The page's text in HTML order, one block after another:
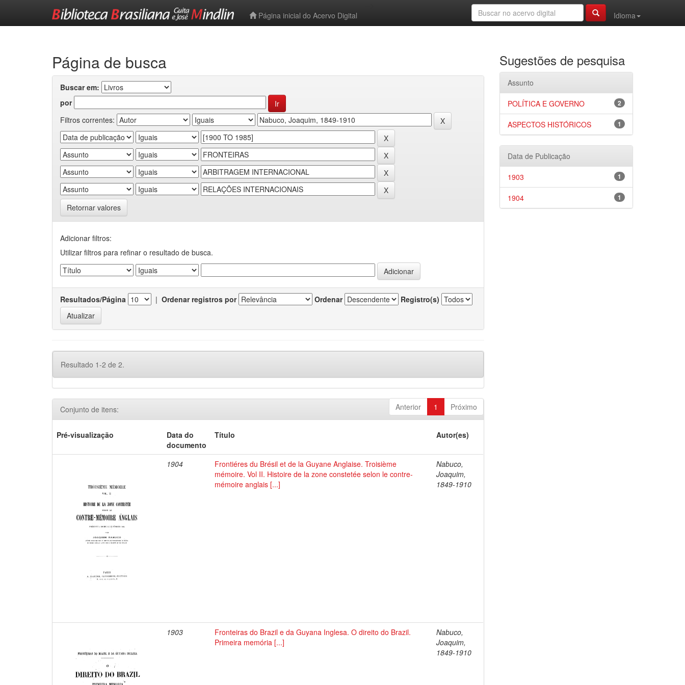
Página inicial do Acervo Digital
Idioma
Página de busca
Buscar em:
por
Filtros correntes:
Retornar valores
Adicionar filtros:
Utilizar filtros para refinar o resultado de busca.
Resultados/Página | Ordenar registros por Ordenar Registro(s)
Resultado 1-2 de 2.
Anterior 1 Próximo
Conjunto de itens:
Pré-visualização
Data do
documento
Título Autor(es)
1904
Frontiéres du Brésil et de la Guyane Anglaise. Troisième
mémoire. Vol II. Histoire de la zone constetée selon le contre-
mémoire anglais [...]
Nabuco,
Joaquim,
1849-1910
1903
Fronteiras do Brazil e da Guyana Inglesa. O direito do Brazil.
Primeira memória [...]
Nabuco,
Joaquim,
1849-1910
Sugestões de pesquisa
Assunto
2
POLÍTICA E GOVERNO
1
ASPECTOS HISTÓRICOS
Data de Publicação
1
1903
1
1904